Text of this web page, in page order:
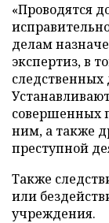
«Проводятся
делам
экспертиз, в
совершенных
ним, а также
преступной
Также
или
учреждения.